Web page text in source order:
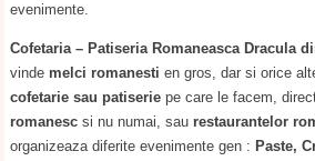
evenimente.
Cofetaria – Patiseria Romaneasca Dracula
vinde melci romanestien gros, dar si orice
cofetarie sau patiserie pe care le facem,
romanesc si nu numai, sau restaurantelor
organizeaza diferite evenimente gen : Paste,